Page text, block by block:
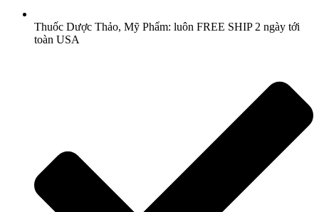
Thuốc Dược Thảo, Mỹ Phẩm: luôn FREE SHIP 2 ngày tới
toàn USA